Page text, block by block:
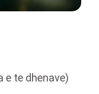
e te dhenave)